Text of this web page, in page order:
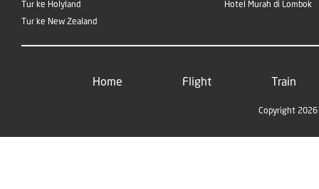
Tur ke Holyland
Tur ke New Zealand
Hotel Murah di Lombok
Home Flight Train
Copyright 2026